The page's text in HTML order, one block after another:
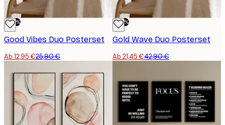
-50%
Good Vibes Duo Posterset
Ab 12,95 €25,90 €
-50%
Gold Wave Duo Posterset
Ab 21,45 €42,90 €